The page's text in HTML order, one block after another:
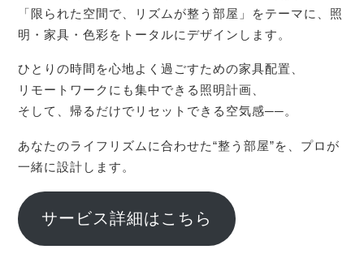
「限られた空間で、リズムが整う部屋」をテーマに、照
明・家具・色彩をトータルにデザインします。
ひとりの時間を心地よく過ごすための家具配置、
リモートワークにも集中できる照明計画、
そして、帰るだけでリセットできる空気感──。
あなたのライフリズムに合わせた“整う部屋”を、プロが
一緒に設計します。
サービス詳細はこちら